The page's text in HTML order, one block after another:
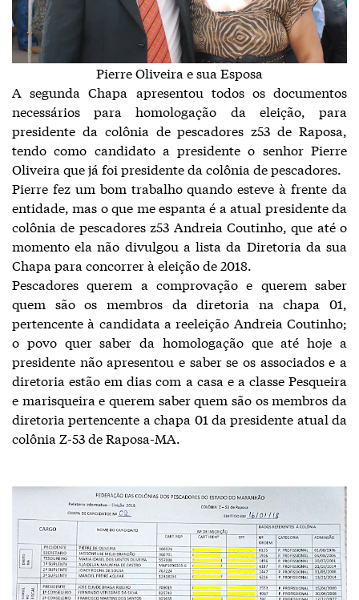
Pierre Oliveira e sua Esposa
A segunda Chapa apresentou todos os documentos
necessários para homologação da eleição, para
presidente da colônia de pescadores z53 de Raposa,
tendo como candidato a presidente o senhor Pierre
Oliveira que já foi presidente da colônia de pescadores.
Pierre fez um bom trabalho quando esteve à frente da
entidade, mas o que me espanta é a atual presidente da
colônia de pescadores z53 Andreia Coutinho, que até o
momento ela não divulgou a lista da Diretoria da sua
Chapa para concorrer à eleição de 2018.
Pescadores querem a comprovação e querem saber
quem são os membros da diretoria na chapa 01,
pertencente à candidata a reeleição Andreia Coutinho;
o povo quer saber da homologação que até hoje a
presidente não apresentou e saber se os associados e a
diretoria estão em dias com a casa e a classe Pesqueira
e marisqueira e querem saber quem são os membros da
diretoria pertencente a chapa 01 da presidente atual da
colônia Z-53 de Raposa-MA.